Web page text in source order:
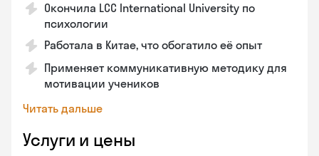
Окончила LCC International University по
психологии
Работала в Китае, что обогатило её опыт
Применяет коммуникативную методику для
мотивации учеников
Читать дальше
Услуги и цены